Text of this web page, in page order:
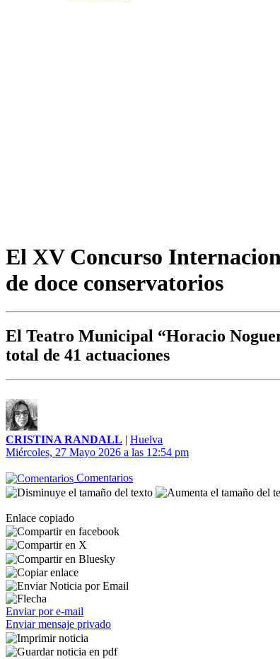
El XV Concurso
de doce conservatorios
El Teatro Municipal “Horacio
total de 41 actuaciones
CRISTINA RANDALL | Huelva
Miércoles, 27 Mayo 2026 a las 12:54 pm
Comentarios
Enlace copiado
Enviar por e-mail
Enviar mensaje privado